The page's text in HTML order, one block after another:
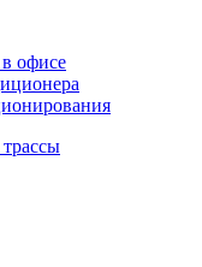
офисе